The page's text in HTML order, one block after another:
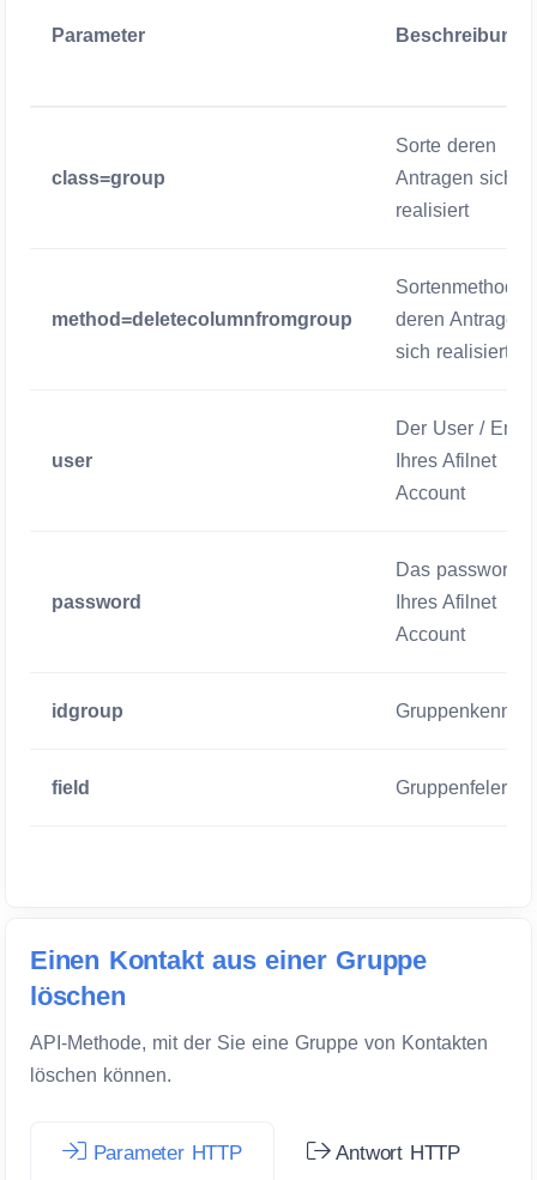
Parameter Beschreibung
class=group
Sorte deren
Antragen sich
realisiert
method=deletecolumnfromgroup
Sortenmethode
deren Antragen
sich realisiert
user
Der User /
Ihres Afilnet
Account
password
Das password
Ihres Afilnet
Account
idgroup
field Gruppenfeler
Einen Kontakt aus einer Gruppe
löschen
API-Methode, mit der Sie eine Gruppe von Kontakten
löschen können.
Parameter HTTP Antwort HTTP